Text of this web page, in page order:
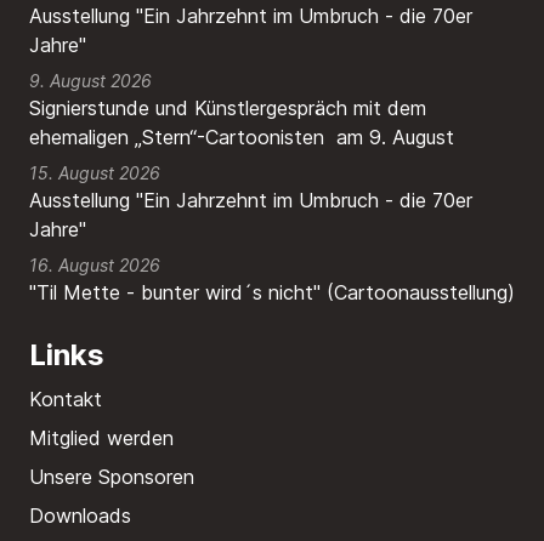
Ausstellung "Ein Jahrzehnt im Umbruch - die 70er
Jahre"
9. August 2026
Signierstunde und Künstlergespräch mit dem
ehemaligen „Stern“-Cartoonisten am 9. August
15. August 2026
Ausstellung "Ein Jahrzehnt im Umbruch - die 70er
Jahre"
16. August 2026
"Til Mette - bunter wird´s nicht" (Cartoonausstellung)
Links
Kontakt
Mitglied werden
Unsere Sponsoren
Downloads